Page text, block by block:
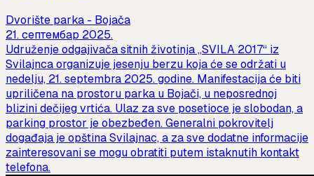
Dvorište parka - Bojača
21. септембар 2025.
Udruženje odgajivača sitnih životinja „SVILA 2017“ iz
Svilajnca organizuje jesenju berzu koja će se održati u
nedelju, 21. septembra 2025. godine. Manifestacija će biti
upriličena na prostoru parka u Bojači, u neposrednoj
blizini dečijeg vrtića. Ulaz za sve posetioce je slobodan, a
parking prostor je obezbeđen. Generalni pokrovitelj
događaja je opština Svilajnac, a za sve dodatne informacije
zainteresovani se mogu obratiti putem istaknutih kontakt
telefona.